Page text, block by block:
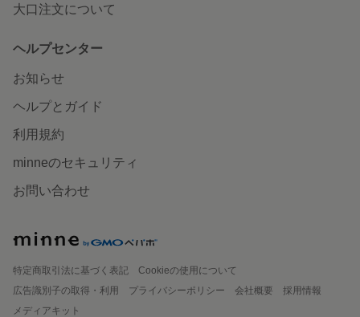
大口注文について
ヘルプセンター
お知らせ
ヘルプとガイド
利用規約
minneのセキュリティ
お問い合わせ
特定商取引法に基づく表記
Cookieの使用について
広告識別子の取得・利用
プライバシーポリシー 会社概要
採用情報
メディアキット